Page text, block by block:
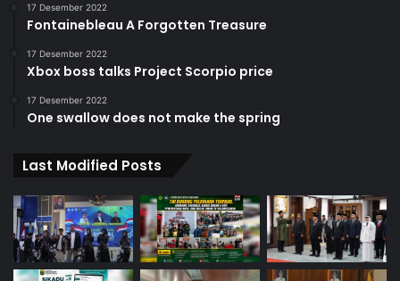
17 Desember 2022
Fontainebleau A Forgotten Treasure
17 Desember 2022
Xbox boss talks Project Scorpio price
17 Desember 2022
One swallow does not make the spring
Last Modified Posts